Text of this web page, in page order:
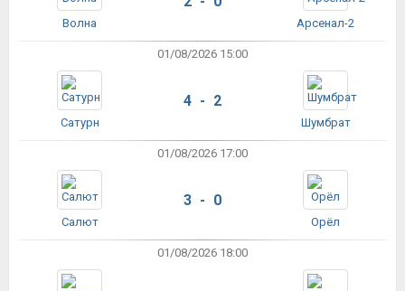
Волна Арсенал-2
01/08/2026 15:00
Сатурн
4 - 2
Шумбрат
01/08/2026 17:00
Салют
3 - 0
Орёл
01/08/2026 18:00